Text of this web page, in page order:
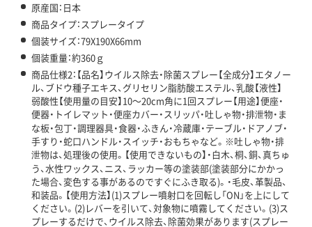
原産国：日本
商品タイプ：スプレータイプ
個装サイズ：79X190X66mm
個装重量：約360ｇ
商品仕様2：【品名】ウイルス除去・除菌スプレー【全成分】エタノー
ル、ブドウ種子エキス、グリセリン脂肪酸エステル、乳酸【液性】
弱酸性【使用量の目安】10～20cm角に1回スプレー【用途】便座・
便器・トイレマット・便座カバー・スリッパ・吐しゃ物・排泄物・ま
な板・包丁・調理器具・食器・ふきん・冷蔵庫・テーブル・ドアノブ・
手すり・蛇口ハンドル・スイッチ・おもちゃなど。※吐しゃ物・排
泄物は、処理後の使用。【使用できないもの】・白木、桐、銅、真ちゅ
う、水性ワックス、ニス、ラッカー等の塗装部(塗装部分にかかっ
た場合、変色する事があるのですぐにふき取る)。・毛皮、革製品、
和装品。【使用方法】(1)スプレー噴射口を回転し「ON」を上にして
ください。(2)レバーを引いて、対象物に噴霧してください。(3)ス
プレーするだけで、ウイルス除去、除菌効果があります(スプレー